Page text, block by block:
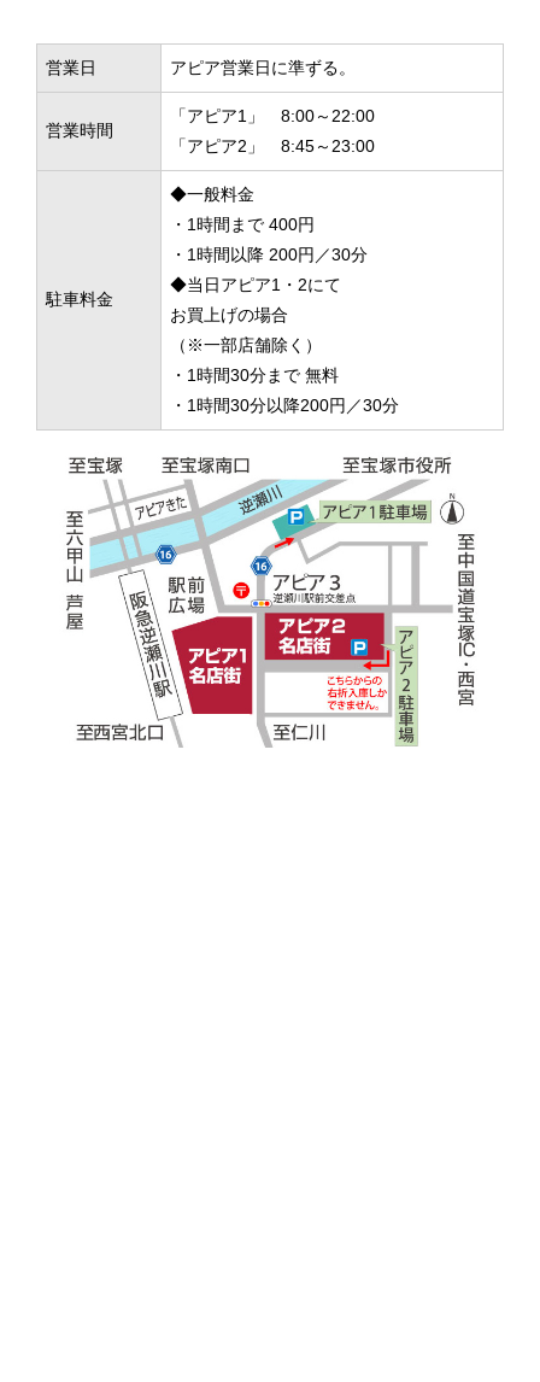
営業日 アピア営業日に準ずる。
営業時間
「アピア1」 8:00～22:00
「アピア2」 8:45～23:00
駐車料金
◆一般料金
・1時間まで 400円
・1時間以降 200円／30分
◆当日アピア1・2にて
お買上げの場合
（※一部店舗除く）
・1時間30分まで 無料
・1時間30分以降200円／30分